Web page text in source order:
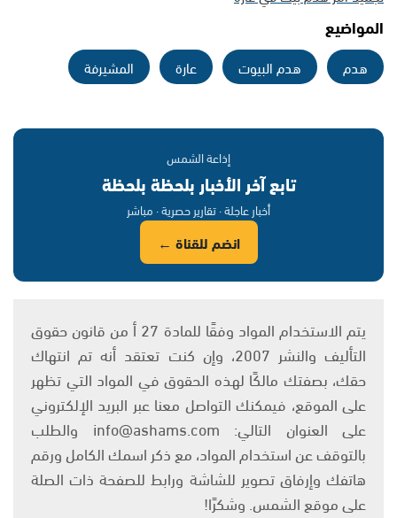
المواضيع
هدم هدم البيوت عارة المشيرفة
إذاعة الشمس
تابع آخر الأخبار بلحظة بلحظة
أخبار عاجلة · تقارير حصرية · مباشر
انضم للقناة ←
يتم الاستخدام المواد وفقًا للمادة 27 أ من قانون حقوق
التأليف والنشر 2007، وإن كنت تعتقد أنه تم انتهاك
حقك، بصفتك مالكًا لهذه الحقوق في المواد التي تظهر
على الموقع، فيمكنك التواصل معنا عبر البريد الإلكتروني
على العنوان التالي: info@ashams.com والطلب
بالتوقف عن استخدام المواد، مع ذكر اسمك الكامل ورقم
هاتفك وإرفاق تصوير للشاشة ورابط للصفحة ذات الصلة
على موقع الشمس. وشكرًا!